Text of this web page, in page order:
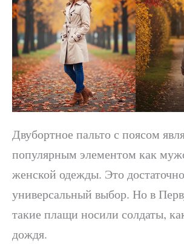
Двубортное пальто с поясом
популярным элементом как
женской одежды. Это
универсальный выбор. Но в
такие плащи носили солдаты,
дождя.